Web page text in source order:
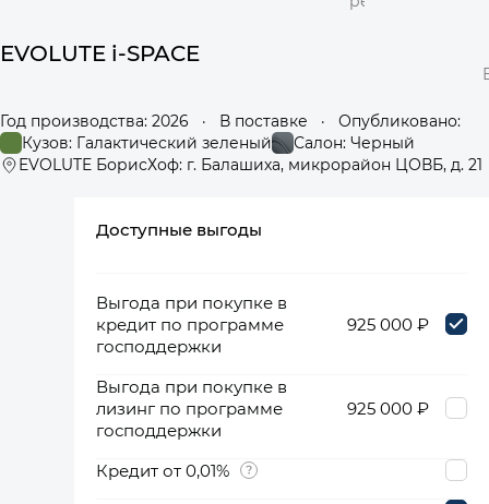
EVOLUTE i-SPACE
Год производства: 2026 · В поставке ·
Опубликовано:
Кузов: Галактический зеленый
Салон: Черный
EVOLUTE БорисХоф: г. Балашиха, микрорайон ЦОВБ, д. 21
Доступные выгоды
Выгода при покупке в
кредит по программе
господдержки
925 000 ₽
Выгода при покупке в
лизинг по программе
господдержки
925 000 ₽
Кредит от 0,01%